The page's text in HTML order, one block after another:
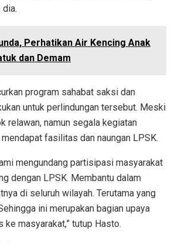
dia.
Perhatikan Air Kencing Anak
dan Demam
program sahabat saksi dan
untuk perlindungan tersebut. Meski
relawan, namun segala kegiatan
fasilitas dan naungan LPSK.
mengundang partisipasi masyarakat
dengan LPSK. Membantu dalam
di seluruh wilayah. Terutama yang
ini merupakan bagian upaya
ke masyarakat,” tutup Hasto.